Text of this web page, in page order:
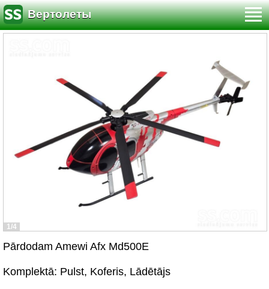
Вертолеты
1/4
Pārdodam Amewi Afx Md500E
Komplektā: Pulst, Koferis, Lādētājs